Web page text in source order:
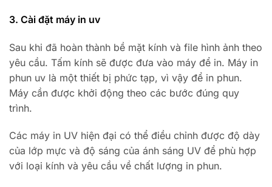
3. Cài đặt máy in uv
Sau khi đã hoàn thành bề mặt kính và file hình ảnh theo
yêu cầu. Tấm kính sẽ được đưa vào máy để in. Máy in
phun uv là một thiết bị phức tạp, vì vậy để in phun.
Máy cần được khởi động theo các bước đúng quy
trình.
Các máy in UV hiện đại có thể điều chỉnh được độ dày
của lớp mực và độ sáng của ánh sáng UV để phù hợp
với loại kính và yêu cầu về chất lượng in phun.